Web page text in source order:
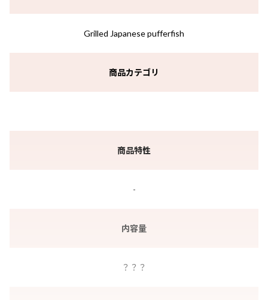
Grilled Japanese pufferfish
商品カテゴリ
商品特性
-
内容量
？？？